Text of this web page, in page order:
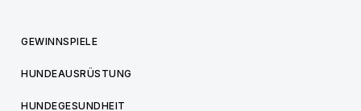
GEWINNSPIELE
HUNDEAUSRÜSTUNG
HUNDEGESUNDHEIT